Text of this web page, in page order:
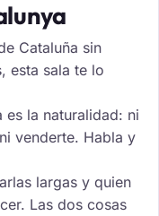
Cataluña sin
esta sala te lo
es la naturalidad: ni
venderte. Habla y
largas y quien
Las dos cosas